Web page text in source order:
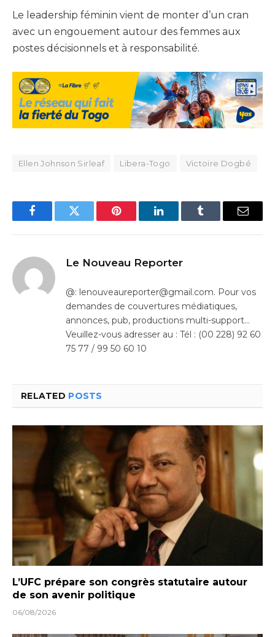
Le leadership féminin vient de monter d’un cran
avec un engouement autour des femmes aux
postes décisionnels et à responsabilité.
Ellen Johnson Sirleaf Libera-Togo Victoire Dogbé
FacebookTwitter Pinterest LinkedInTumblr Email
Le Nouveau Reporter
@: lenouveaureporter@gmail.com. Pour vos
demandes de couvertures médiatiques,
annonces, pub, productions multi-support…
Veuillez-vous adresser au : Tél : (00 228) 92 60
75 77 / 99 50 60 10
RELATED POSTS
L’UFC prépare son congrès statutaire autour
de son avenir politique
06/08/2026